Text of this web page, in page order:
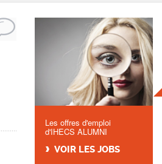
Les offres d'emploi
d'IHECS ALUMNI
VOIR LES JOBS